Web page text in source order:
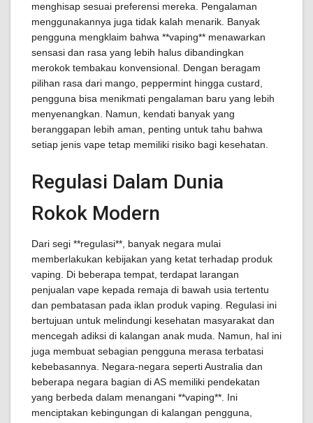
menghisap sesuai preferensi mereka. Pengalaman
menggunakannya juga tidak kalah menarik. Banyak
pengguna mengklaim bahwa **vaping** menawarkan
sensasi dan rasa yang lebih halus dibandingkan
merokok tembakau konvensional. Dengan beragam
pilihan rasa dari mango, peppermint hingga custard,
pengguna bisa menikmati pengalaman baru yang lebih
menyenangkan. Namun, kendati banyak yang
beranggapan lebih aman, penting untuk tahu bahwa
setiap jenis vape tetap memiliki risiko bagi kesehatan.
Regulasi Dalam Dunia
Rokok Modern
Dari segi **regulasi**, banyak negara mulai
memberlakukan kebijakan yang ketat terhadap produk
vaping. Di beberapa tempat, terdapat larangan
penjualan vape kepada remaja di bawah usia tertentu
dan pembatasan pada iklan produk vaping. Regulasi ini
bertujuan untuk melindungi kesehatan masyarakat dan
mencegah adiksi di kalangan anak muda. Namun, hal ini
juga membuat sebagian pengguna merasa terbatasi
kebebasannya. Negara-negara seperti Australia dan
beberapa negara bagian di AS memiliki pendekatan
yang berbeda dalam menangani **vaping**. Ini
menciptakan kebingungan di kalangan pengguna,